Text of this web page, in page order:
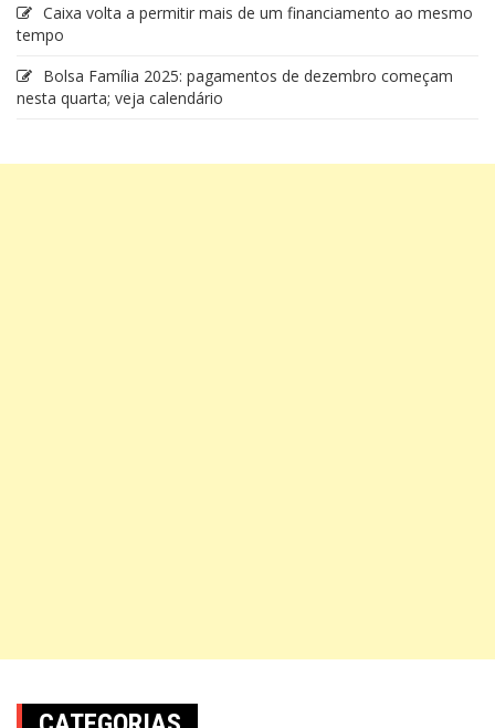
Caixa volta a permitir mais de um financiamento ao mesmo
tempo
Bolsa Família 2025: pagamentos de dezembro começam
nesta quarta; veja calendário